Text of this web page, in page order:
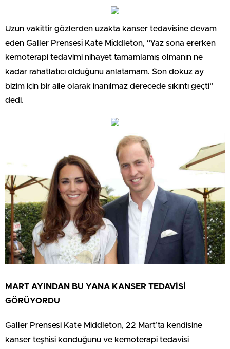
Uzun vakittir gözlerden uzakta kanser tedavisine devam
eden Galler Prensesi Kate Middleton, “Yaz sona ererken
kemoterapi tedavimi nihayet tamamlamış olmanın ne
kadar rahatlatıcı olduğunu anlatamam. Son dokuz ay
bizim için bir aile olarak inanılmaz derecede sıkıntı geçti”
dedi.
MART AYINDAN BU YANA KANSER TEDAVİSİ
GÖRÜYORDU
Galler Prensesi Kate Middleton, 22 Mart’ta kendisine
kanser teşhisi konduğunu ve kemoterapi tedavisi